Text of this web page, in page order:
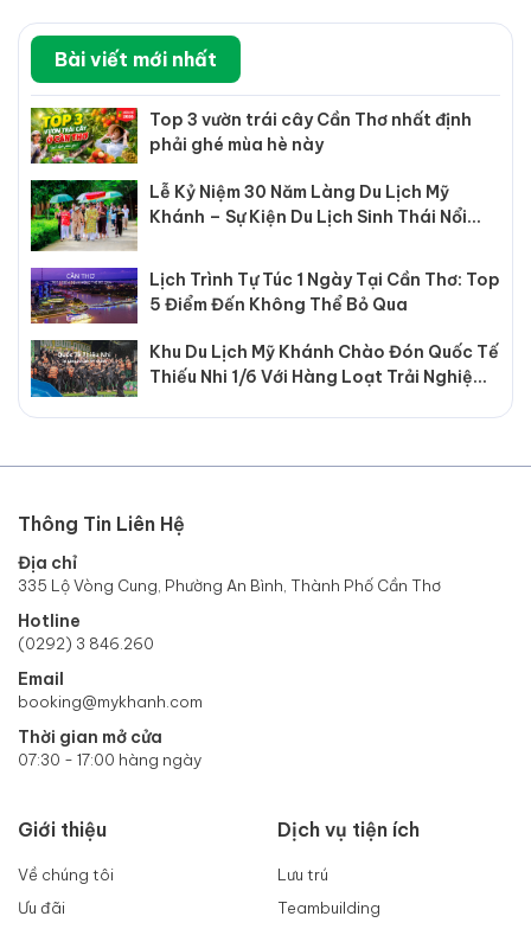
Bài viết mới nhất
Top 3 vườn trái cây Cần Thơ nhất định
phải ghé mùa hè này
Lễ Kỷ Niệm 30 Năm Làng Du Lịch Mỹ
Khánh – Sự Kiện Du Lịch Sinh Thái Nổi
Lịch Trình Tự Túc 1 Ngày Tại Cần Thơ: Top
5 Điểm Đến Không Thể Bỏ Qua
Khu Du Lịch Mỹ Khánh Chào Đón Quốc Tế
Thiếu Nhi 1/6 Với Hàng Loạt Trải Nghiệm
Thông Tin Liên Hệ
Địa chỉ
335 Lộ Vòng Cung, Phường An Bình, Thành Phố Cần Thơ
Hotline
(0292) 3 846.260
Email
booking@mykhanh.com
Thời gian mở cửa
07:30 - 17:00 hàng ngày
Giới thiệu
Về chúng tôi
Ưu đãi
Dịch vụ tiện ích
Lưu trú
Teambuilding